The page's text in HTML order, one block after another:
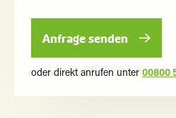
oder direkt anrufen unter 00800